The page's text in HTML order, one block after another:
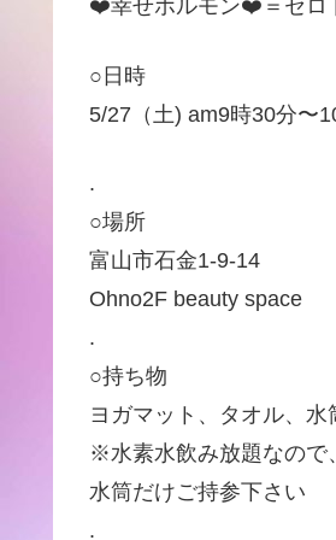
❤️幸せホルモン❤️＝セロ
○日時
5/27（土) am9時30分〜
.
○場所
富山市石金1-9-14
Ohno2F beauty space
.
○持ち物
ヨガマット、タオル、水
※水素水飲み放題なので、
水筒だけご持参下さい
.